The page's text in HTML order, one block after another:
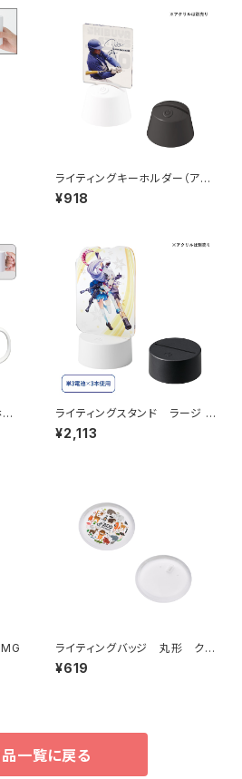
ライティングキーホルダー（アク
リル板対応） MG
¥918
ライティングスタンド ラージ M
G (アクリル板対応）
¥2,113
MG
ライティングバッジ 丸形 クリ
ア MG
¥619
一覧に戻る